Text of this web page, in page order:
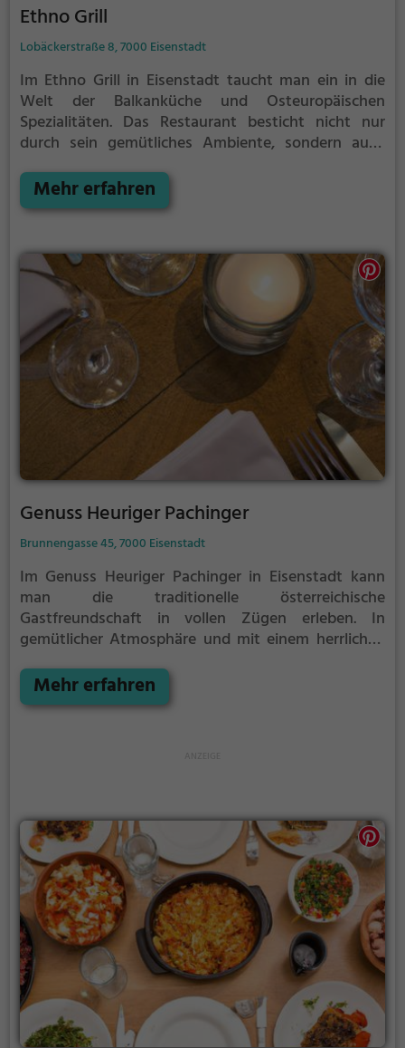
Ethno Grill
Lobäckerstraße 8, 7000 Eisenstadt
Im Ethno Grill in Eisenstadt taucht man ein in die
Welt der Balkanküche und Osteuropäischen
Spezialitäten. Das Restaurant besticht nicht nur
durch sein gemütliches Ambiente, sondern auch
Gerichten und erfrischenden Getränken. Ob
gegrilltes Fleisch, frisches Gemüse oder traditionelle
Kosten. Lass dich von den authentischen Aromen
verführen und genieße die Vielfalt der
osteuropäischen Küche. Im Ethno Grill erlebt man
kulinarische Highlights, die Körper und Seele
gleichermaßen verwöhnen. Ein Besuch, der sich
definitiv lohnt.
Mehr erfahren
Genuss Heuriger Pachinger
Brunnengasse 45, 7000 Eisenstadt
Im Genuss Heuriger Pachinger in Eisenstadt kann
man die traditionelle österreichische
Gastfreundschaft in vollen Zügen erleben. In
gemütlicher Atmosphäre und mit einem herrlichen
von erlesenen Weinen und schmackhaften Speisen
zu genießen. Egal ob man sich für ein deftiges
perfekt das umfangreiche Weinangebot, das für
jeden Geschmack etwas bereithält. Wer also einen
genussvollen Abend in Eisenstadt erleben möchte,
sollte unbedingt dem Genuss Heuriger Pachinger
einen Besuch abstatten.
Mehr erfahren